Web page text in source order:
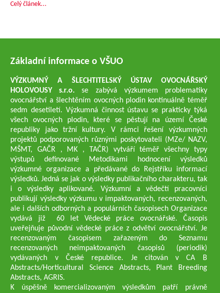
Celý článek...
Základní informace o VŠUO
VÝZKUMNÝ A ŠLECHTITELSKÝ ÚSTAV OVOCNÁŘSKÝ
HOLOVOUSY s.r.o.se zabývá výzkumem problematiky
ovocnářství a šlechtěním ovocných plodin kontinuálně téměř
sedm desetiletí. Výzkumná činnost ústavu se prakticky týká
všech ovocných plodin, které se pěstují na území České
republiky jako tržní kultury. V rámci řešení výzkumných
projektů podporovaných různými poskytovateli (MZe/ NAZV,
MŠMT, GAČR , MK , TAČR) vytváří téměř všechny typy
výstupů definované Metodikami hodnocení výsledků
výzkumné organizace a předávané do Rejstříku informací
výsledků. Jedná se jak o výsledky publikačního charakteru, tak
i o výsledky aplikované. Výzkumní a vědečtí pracovníci
publikují výsledky výzkumu v impaktovaných, recenzovaných,
ale i dalších odborných a populárních časopisech Organizace
vydává již 60 let Vědecké práce ovocnářské. Časopis
uveřejňuje původní vědecké práce z odvětví ovocnářství. Je
recenzovaným časopisem zařazeným do Seznamu
recenzovaných neimpaktovaných časopisů (periodik)
vydávaných v České republice. Je citován v CA B
Abstracts/Horticultural Science Abstracts, Plant Breeding
Abstracts, AGRIS.
K úspěšně komercializovaným výsledkům patří právně